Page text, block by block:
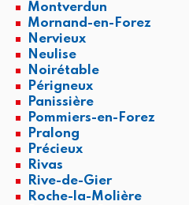
Montverdun
Mornand-en-Forez
Nervieux
Neulise
Noirétable
Périgneux
Panissière
Pommiers-en-Forez
Pralong
Précieux
Rivas
Rive-de-Gier
Roche-la-Molière